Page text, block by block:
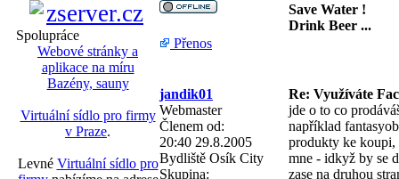
Spolupráce
Webové stránky a
aplikace na míru
Bazény, sauny
Virtuální sídlo pro firmy
v Praze.
Levné Virtuální sídlo pro
Save Water !
Drink Beer ...
Přenos
jandik01
Re: Využíváte
Webmaster
Členem od:
20:40 29.8.2005
Bydliště Osík City
Skupina:
jde o to co
například
produkty ke koupi,
mne - idkyž by se
zase na druhou